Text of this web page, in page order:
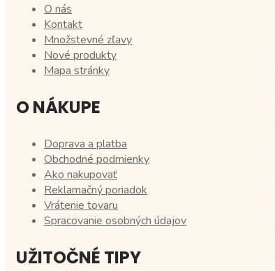
O nás
Kontakt
Množstevné zľavy
Nové produkty
Mapa stránky
O NÁKUPE
Doprava a platba
Obchodné podmienky
Ako nakupovať
Reklamačný poriadok
Vrátenie tovaru
Spracovanie osobných údajov
UŽITOČNÉ TIPY